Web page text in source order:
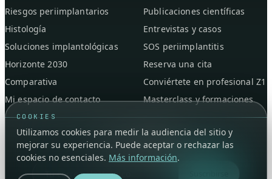
Riesgos periimplantarios
Histología
Soluciones implantológicas
Horizonte 2030
Comparativa
Mi espacio de contacto
Publicaciones científicas
Entrevistas y casos
SOS periimplantitis
Reserva una cita
Conviértete en profesional Z1
Masterclass y formaciones
COOKIES
Utilizamos cookies para medir la audiencia del sitio y
mejorar su experiencia. Puede aceptar o rechazar las
cookies no esenciales. Más información.